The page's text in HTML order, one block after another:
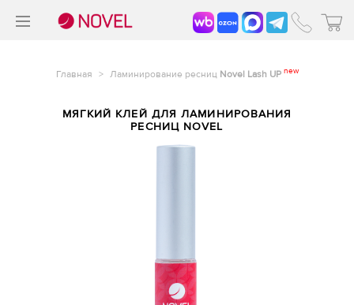
Главная > Ламинирование ресниц Novel Lash UP new
МЯГКИЙ КЛЕЙ ДЛЯ ЛАМИНИРОВАНИЯ
РЕСНИЦ NOVEL